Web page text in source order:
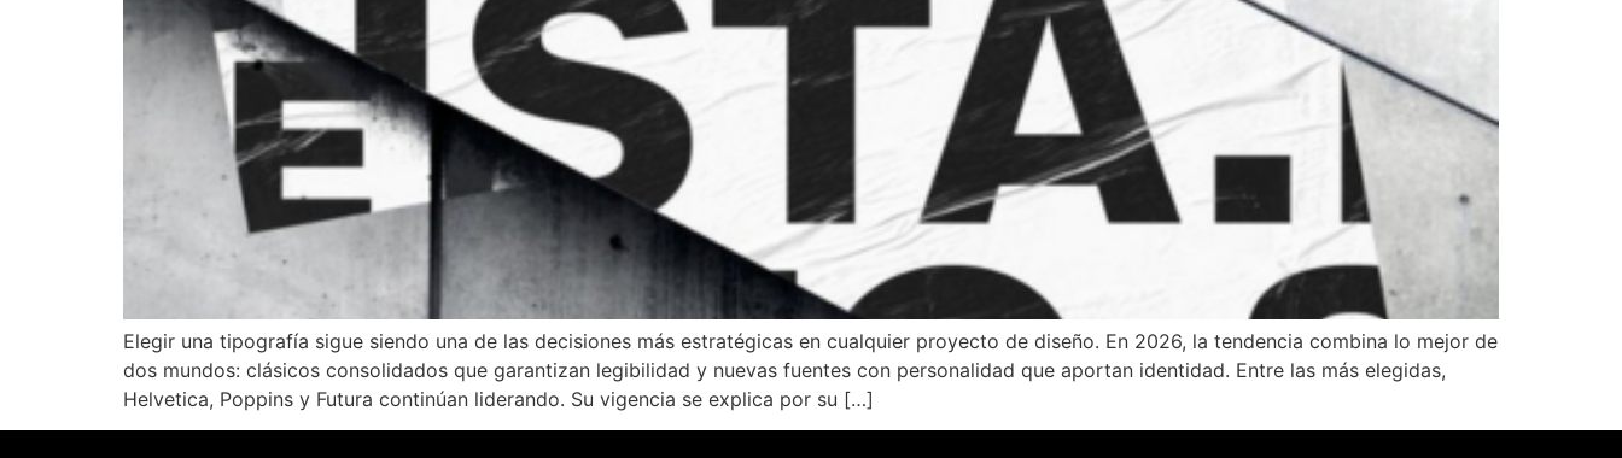
Elegir una tipografía sigue siendo una de las decisiones más estratégicas en cualquier proyecto de diseño. En 2026, la tendencia combina lo mejor de
dos mundos: clásicos consolidados que garantizan legibilidad y nuevas fuentes con personalidad que aportan identidad. Entre las más elegidas,
Helvetica, Poppins y Futura continúan liderando. Su vigencia se explica por su […]